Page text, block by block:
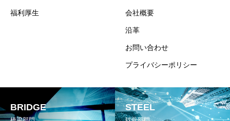
福利厚生 会社概要
沿革
お問い合わせ
プライバシーポリシー
BRIDGE STEEL